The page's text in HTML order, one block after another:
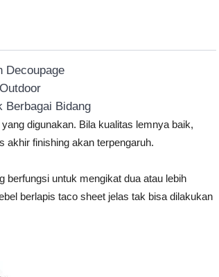
Decoupage
Berbagai Bidang
digunakan. Bila kualitas lemnya baik,
akhir finishing akan terpengaruh.
berfungsi untuk mengikat dua atau lebih
berlapis taco sheet jelas tak bisa dilakukan